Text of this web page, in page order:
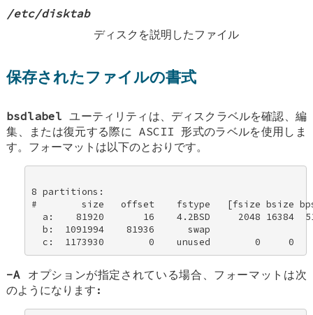
/etc/disktab
ディスクを説明したファイル
保存されたファイルの書式
bsdlabel ユーティリティは、ディスクラベルを確認、編
集、または復元する際に ASCII 形式のラベルを使用しま
す。フォーマットは以下のとおりです。
8 partitions:
#        size   offset    fstype   [fsize bsize
a:    81920       16    4.2BSD     2048 16384
  b:  1091994    81936      swap
c:  1173930        0    unused        0     0
-A オプションが指定されている場合、フォーマットは次
のようになります: